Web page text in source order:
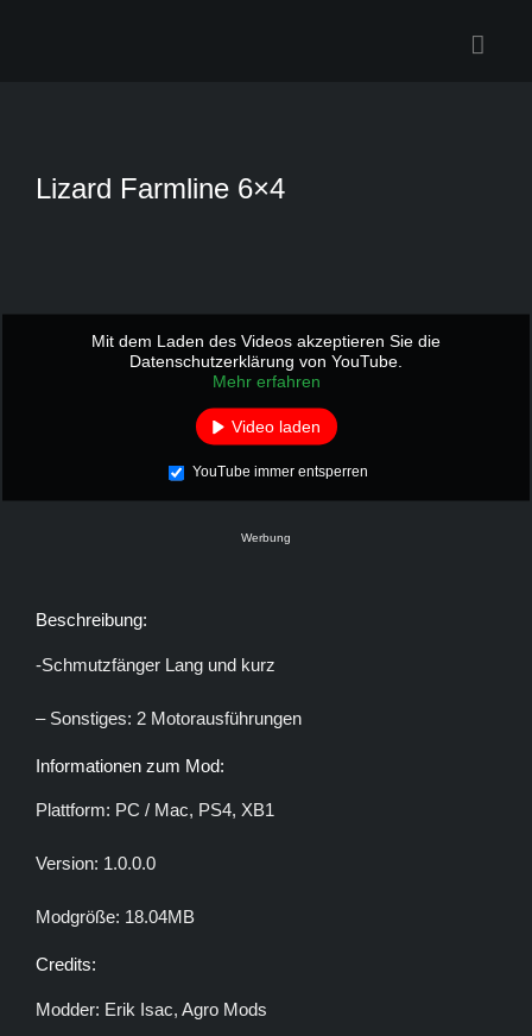
Lizard Farmline 6×4
Mit dem Laden des Videos akzeptieren Sie die
Datenschutzerklärung von YouTube.
Mehr erfahren
Video laden
YouTube immer entsperren
Werbung
Beschreibung:
-Schmutzfänger Lang und kurz
– Sonstiges: 2 Motorausführungen
Informationen zum Mod:
Plattform: PC / Mac, PS4, XB1
Version: 1.0.0.0
Modgröße: 18.04MB
Credits:
Modder: Erik Isac, Agro Mods